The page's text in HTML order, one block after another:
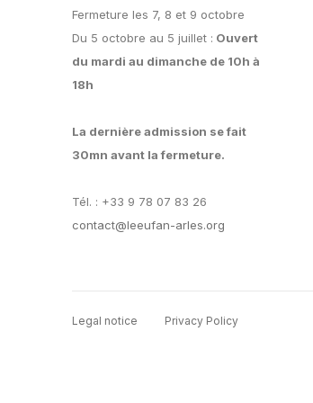
Fermeture les 7, 8 et 9 octobre
Du 5 octobre au 5 juillet : Ouvert
du mardi au dimanche de 10h à
18h
La dernière admission se fait
30mn avant la fermeture.
Tél. : +33 9 78 07 83 26
contact@leeufan-arles.org
Legal notice Privacy Policy